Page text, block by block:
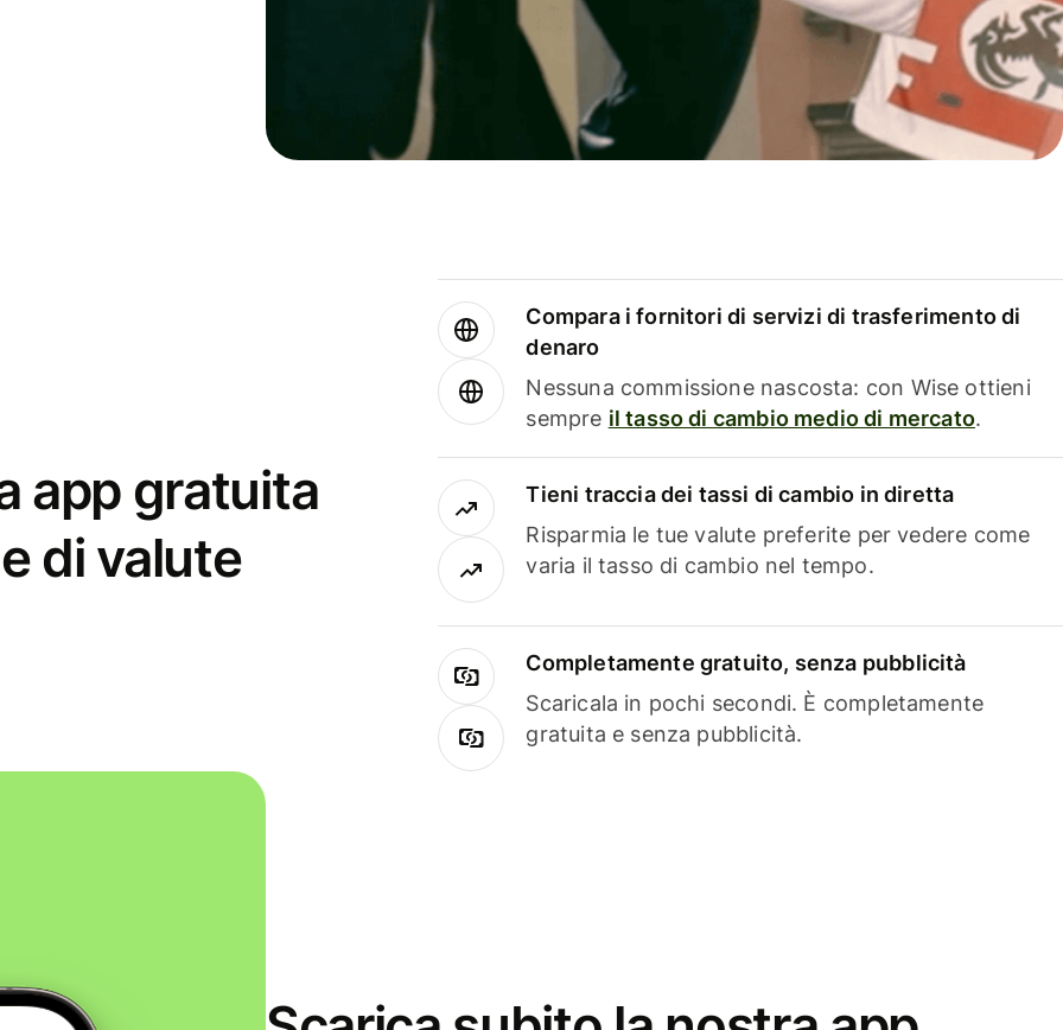
app gratuita
di valute
Compara i fornitori di servizi di trasferimento di
denaro
Nessuna commissione nascosta: con Wise ottieni
sempre il tasso di cambio medio di mercato.
Tieni traccia dei tassi di cambio in diretta
Risparmia le tue valute preferite per vedere come
varia il tasso di cambio nel tempo.
Completamente gratuito, senza pubblicità
Scaricala in pochi secondi. È completamente
gratuita e senza pubblicità.